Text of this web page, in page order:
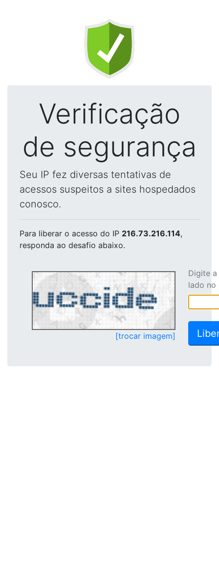
Verificação
de segurança
Seu IP fez diversas tentativas de
acessos suspeitos a sites hospedados
conosco.
Para liberar o acesso do IP 216.73.216.114,
responda ao desafio abaixo.
[trocar imagem]
Digite
lado no